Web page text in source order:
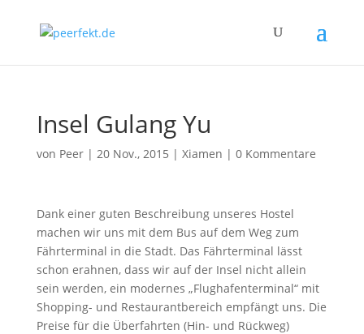
Insel Gulang Yu
von Peer| 20 Nov., 2015 | Xiamen | 0 Kommentare
Dank einer guten Beschreibung unseres Hostel
machen wir uns mit dem Bus auf dem Weg zum
Fährterminal in die Stadt. Das Fährterminal lässt
schon erahnen, dass wir auf der Insel nicht allein
sein werden, ein modernes „Flughafenterminal“ mit
Shopping- und Restaurantbereich empfängt uns. Die
Preise für die Überfahrten (Hin- und Rückweg)